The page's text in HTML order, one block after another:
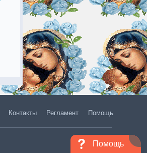
Помощь
Контакты Регламент Помощь